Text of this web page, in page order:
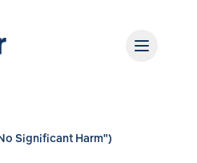
Significant Harm")